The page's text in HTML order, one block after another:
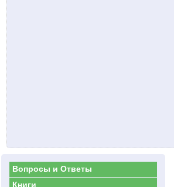
Вопросы и Ответы
Книги